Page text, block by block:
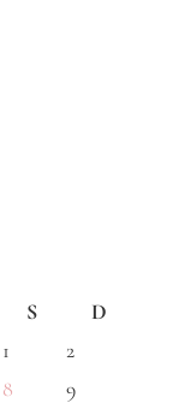
S
D
1
2
8
9